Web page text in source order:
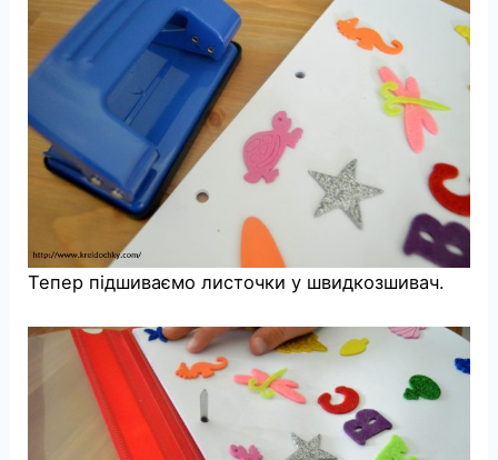
Тепер підшиваємо листочки у швидкозшивач.